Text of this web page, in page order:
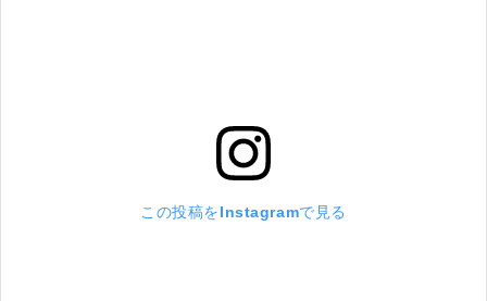
この投稿をInstagramで見る